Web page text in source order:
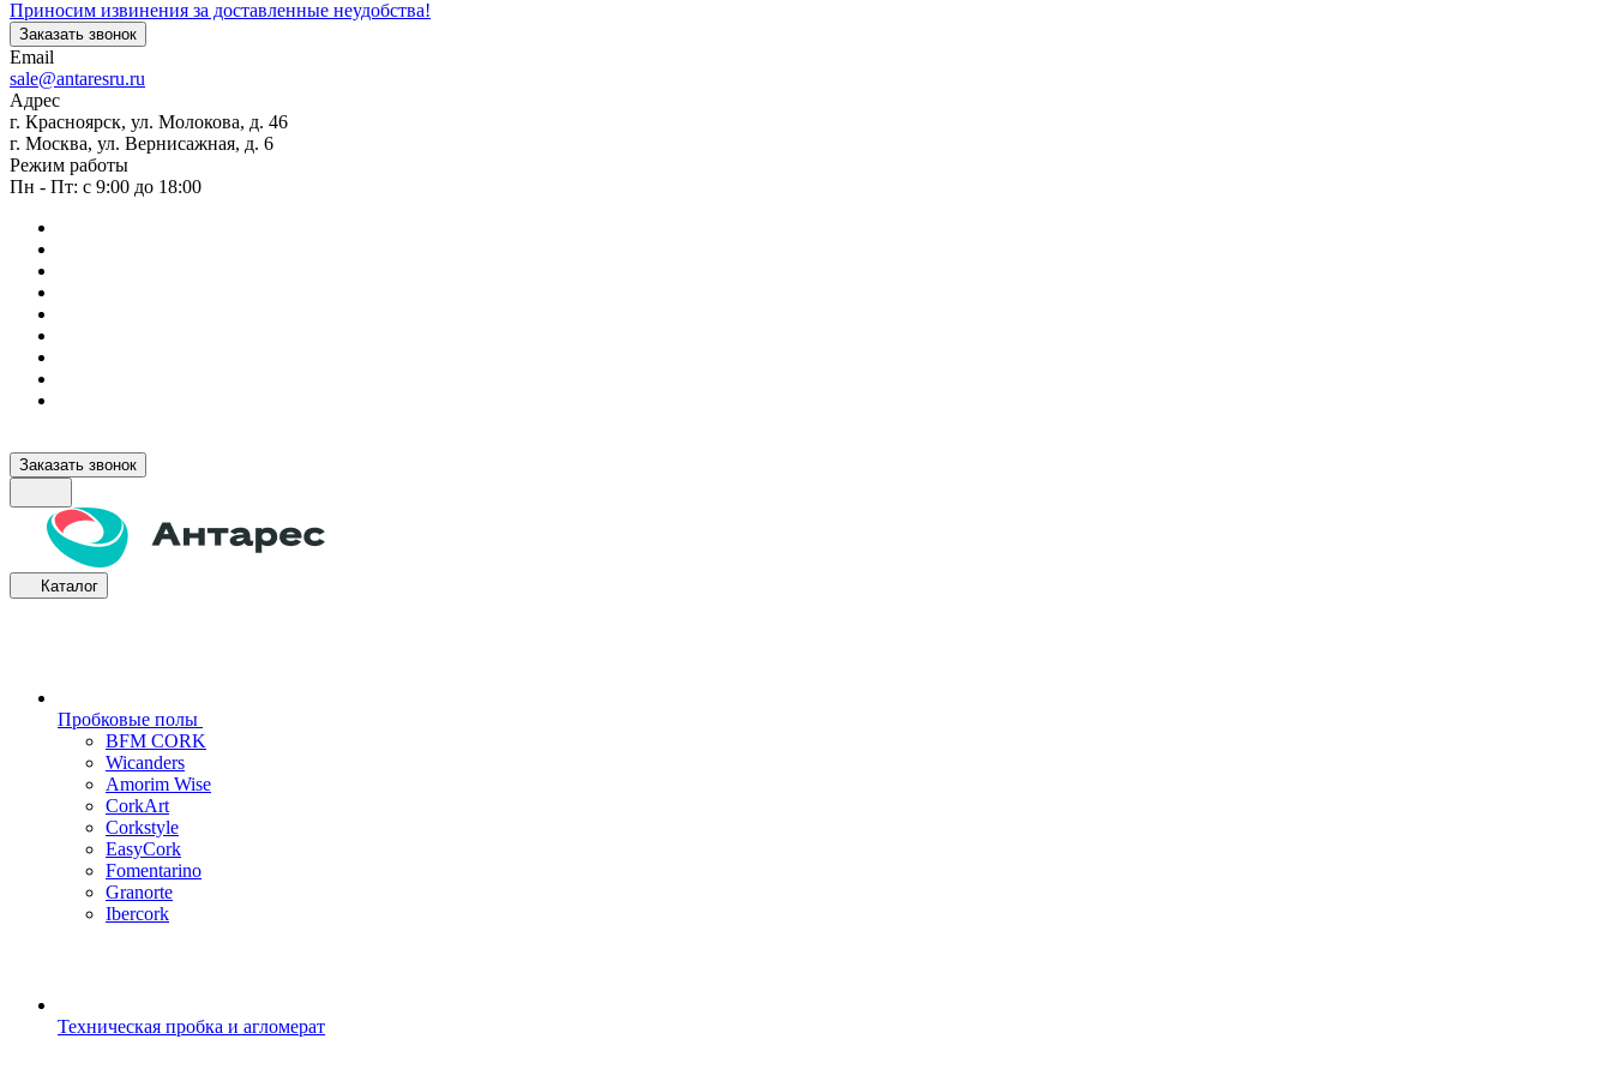
Приносим извинения за доставленные неудобства!
Заказать звонок
Email
sale@antaresru.ru
Адрес
г. Красноярск, ул. Молокова, д. 46
г. Москва, ул. Вернисажная, д. 6
Режим работы
Пн - Пт: с 9:00 до 18:00
Заказать звонок
Каталог
Пробковые полы
BFM CORK
Wicanders
Amorim Wise
CorkArt
Corkstyle
EasyCork
Fomentarino
Granorte
Ibercork
Техническая пробка и агломерат